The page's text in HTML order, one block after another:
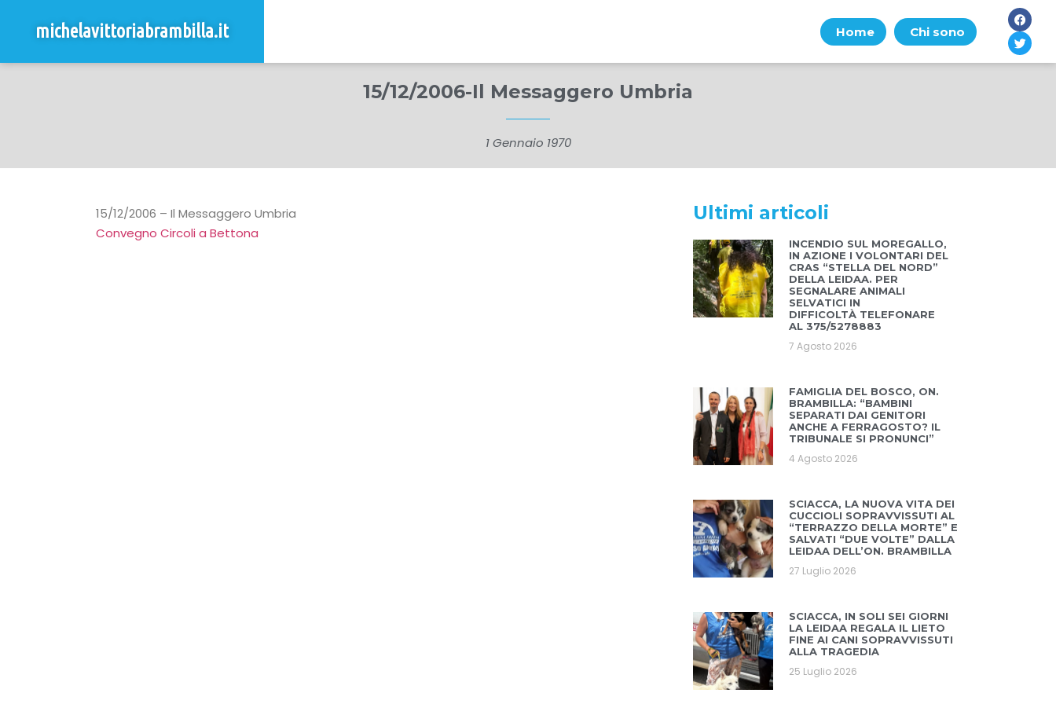
michelavittoriabrambilla.it Home Chi sono
15/12/2006-Il Messaggero Umbria
1 Gennaio 1970
15/12/2006 – Il Messaggero Umbria
Convegno Circoli a Bettona
Ultimi articoli
INCENDIO SUL MOREGALLO,
IN AZIONE I VOLONTARI DEL
CRAS “STELLA DEL NORD”
DELLA LEIDAA. PER
SEGNALARE ANIMALI
SELVATICI IN
DIFFICOLTÀ TELEFONARE
AL 375/5278883
7 Agosto 2026
FAMIGLIA DEL BOSCO, ON.
BRAMBILLA: “BAMBINI
SEPARATI DAI GENITORI
ANCHE A FERRAGOSTO? IL
TRIBUNALE SI PRONUNCI”
4 Agosto 2026
SCIACCA, LA NUOVA VITA DEI
CUCCIOLI SOPRAVVISSUTI AL
“TERRAZZO DELLA MORTE” E
SALVATI “DUE VOLTE” DALLA
LEIDAA DELL’ON. BRAMBILLA
27 Luglio 2026
SCIACCA, IN SOLI SEI GIORNI
LA LEIDAA REGALA IL LIETO
FINE AI CANI SOPRAVVISSUTI
ALLA TRAGEDIA
25 Luglio 2026